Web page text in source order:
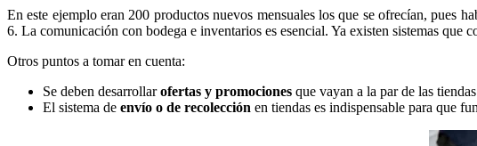
En este ejemplo eran 200 productos nuevos mensuales los que se ofrecían, pues
6. La comunicación con bodega e inventarios es esencial. Ya existen sistemas que
Otros puntos a tomar en cuenta:
Se deben desarrollarofertas y promociones que vayan a la par de las
El sistema de envío o de recolección en tiendas es indispensable para que